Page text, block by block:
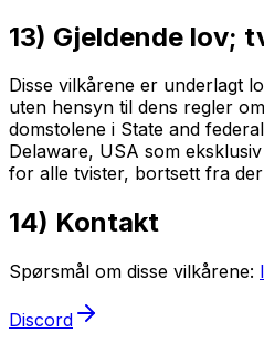
13) Gjeldende lov;
Disse vilkårene er underlagt
uten hensyn til dens regler
domstolene i State and
Delaware, USA som
for alle tvister, bortsett fra
14) Kontakt
Spørsmål om disse vilkårene:
Discord